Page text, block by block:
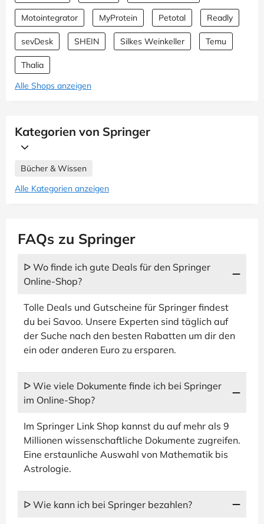
Motointegrator MyProtein Petotal Readly
sevDesk SHEIN Silkes Weinkeller Temu
Thalia
Alle Shops anzeigen
Kategorien von Springer
Bücher & Wissen
Alle Kategorien anzeigen
FAQs zu Springer
ᐅ Wo finde ich gute Deals für den Springer
Online-Shop?
Tolle Deals und Gutscheine für Springer findest
du bei Savoo. Unsere Experten sind täglich auf
der Suche nach den besten Rabatten um dir den
ein oder anderen Euro zu ersparen.
ᐅ Wie viele Dokumente finde ich bei Springer
im Online-Shop?
Im Springer Link Shop kannst du auf mehr als 9
Millionen wissenschaftliche Dokumente zugreifen.
Eine erstaunliche Auswahl von Mathematik bis
Astrologie.
ᐅ Wie kann ich bei Springer bezahlen?